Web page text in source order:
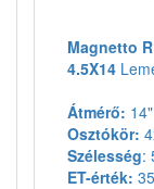
Magnetto
4.5X14
Átmérő: 14"
Osztókör:
Szélesség:
ET-érték: 35